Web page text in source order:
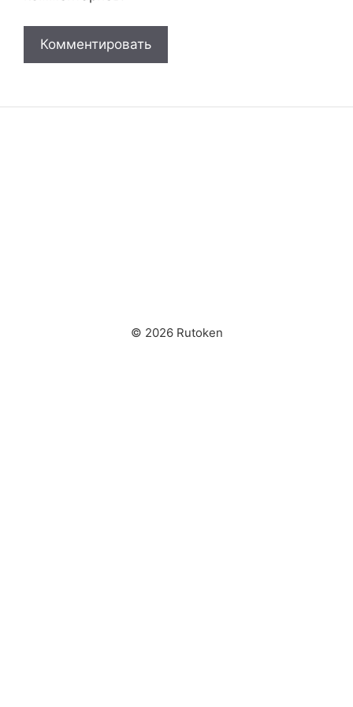
© 2026 Rutoken